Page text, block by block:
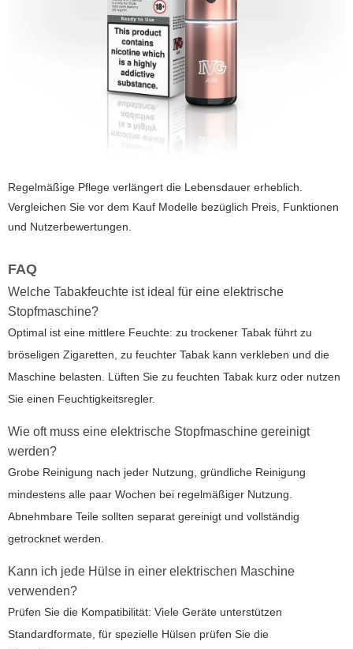
Regelmäßige Pflege verlängert die Lebensdauer erheblich.
Vergleichen Sie vor dem Kauf Modelle bezüglich Preis, Funktionen
und Nutzerbewertungen.
FAQ
Welche Tabakfeuchte ist ideal für eine elektrische
Stopfmaschine?
Optimal ist eine mittlere Feuchte: zu trockener Tabak führt zu
bröseligen Zigaretten, zu feuchter Tabak kann verkleben und die
Maschine belasten. Lüften Sie zu feuchten Tabak kurz oder nutzen
Sie einen Feuchtigkeitsregler.
Wie oft muss eine elektrische Stopfmaschine gereinigt
werden?
Grobe Reinigung nach jeder Nutzung, gründliche Reinigung
mindestens alle paar Wochen bei regelmäßiger Nutzung.
Abnehmbare Teile sollten separat gereinigt und vollständig
getrocknet werden.
Kann ich jede Hülse in einer elektrischen Maschine
verwenden?
Prüfen Sie die Kompatibilität: Viele Geräte unterstützen
Standardformate, für spezielle Hülsen prüfen Sie die